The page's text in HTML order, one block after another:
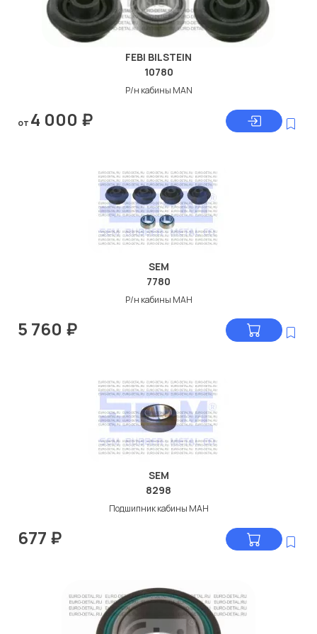
FEBI BILSTEIN
10780
Р/н кабины MAN
от 4 000 ₽
SEM
7780
Р/н кабины МАН
5 760 ₽
SEM
8298
Подшипник кабины МАН
677 ₽